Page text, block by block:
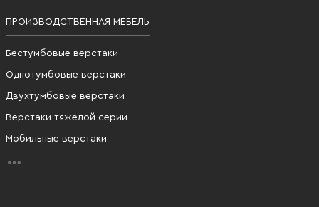
ПРОИЗВОДСТВЕННАЯ МЕБЕЛЬ
Бестумбовые верстаки
Однотумбовые верстаки
Двухтумбовые верстаки
Верстаки тяжелой серии
Мобильные верстаки